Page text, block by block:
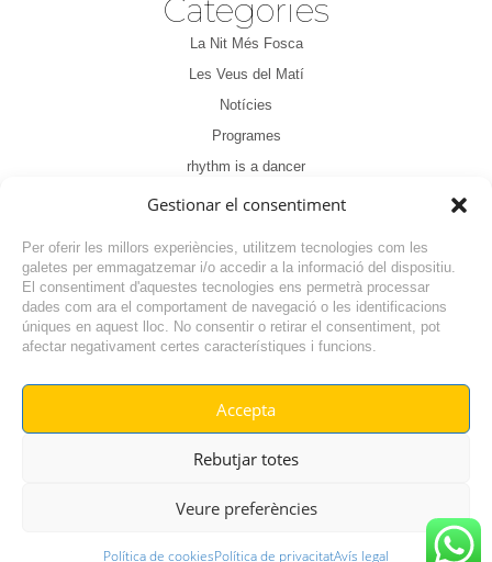
Gestionar el consentiment
Per oferir les millors experiències, utilitzem tecnologies com les
galetes per emmagatzemar i/o accedir a la informació del dispositiu.
El consentiment d'aquestes tecnologies ens permetrà processar
dades com ara el comportament de navegació o les identificacions
úniques en aquest lloc. No consentir o retirar el consentiment, pot
afectar negativament certes característiques i funcions.
Accepta
Rebutjar totes
Veure preferències
Política de cookiesPolítica de privacitatAvís legal
Categories
La Nit Més Fosca
Les Veus del Matí
Notícies
Programes
rhythm is a dancer
Sense categoria
© RADIO VILAFANT 2024
|AVÍS LEGAL|POLÍTICA DE PRIVACITAT